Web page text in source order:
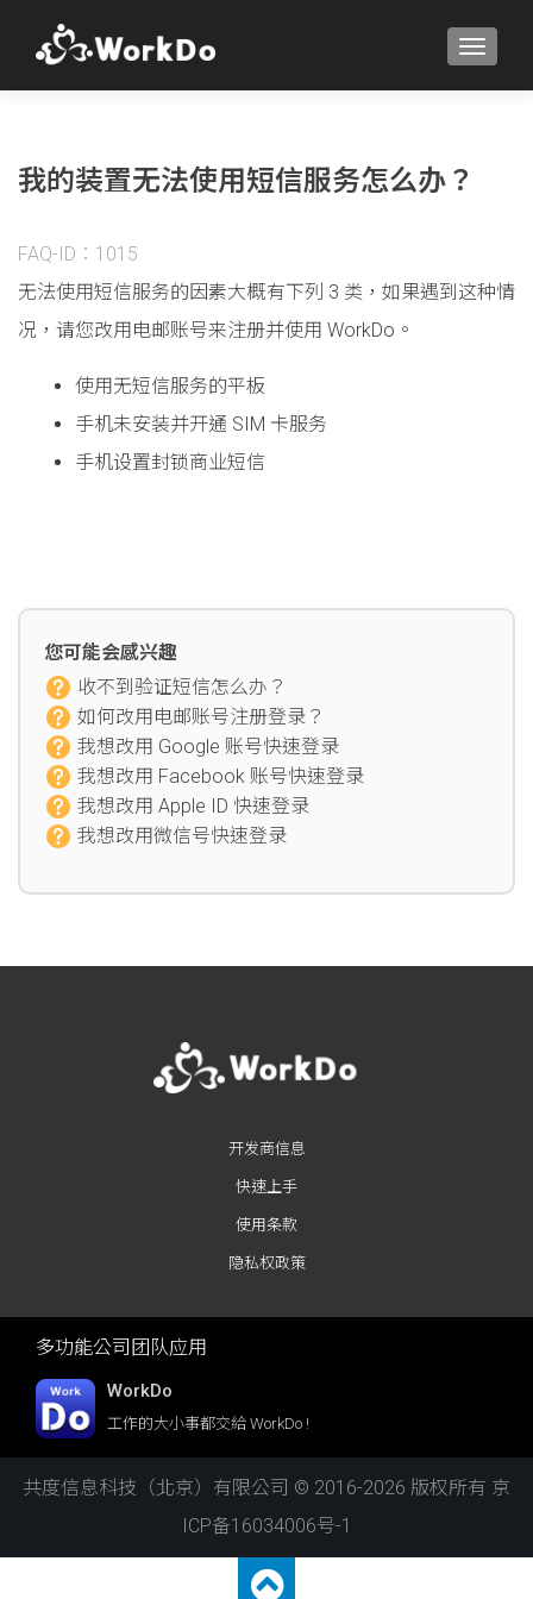
我的装置无法使用短信服务怎么办？
FAQ-ID：1015
无法使用短信服务的因素大概有下列 3 类，如果遇到这种情
况，请您改用电邮账号来注册并使用 WorkDo。
使用无短信服务的平板
手机未安装并开通 SIM 卡服务
手机设置封锁商业短信
您可能会感兴趣
收不到验证短信怎么办？
如何改用电邮账号注册登录？
我想改用 Google 账号快速登录
我想改用 Facebook 账号快速登录
我想改用 Apple ID 快速登录
我想改用微信号快速登录
开发商信息
快速上手
使用条款
隐私权政策
多功能公司团队应用
WorkDo
工作的大小事都交給 WorkDo !
共度信息科技（北京）有限公司 © 2016-2026 版权所有 京
ICP备16034006号-1